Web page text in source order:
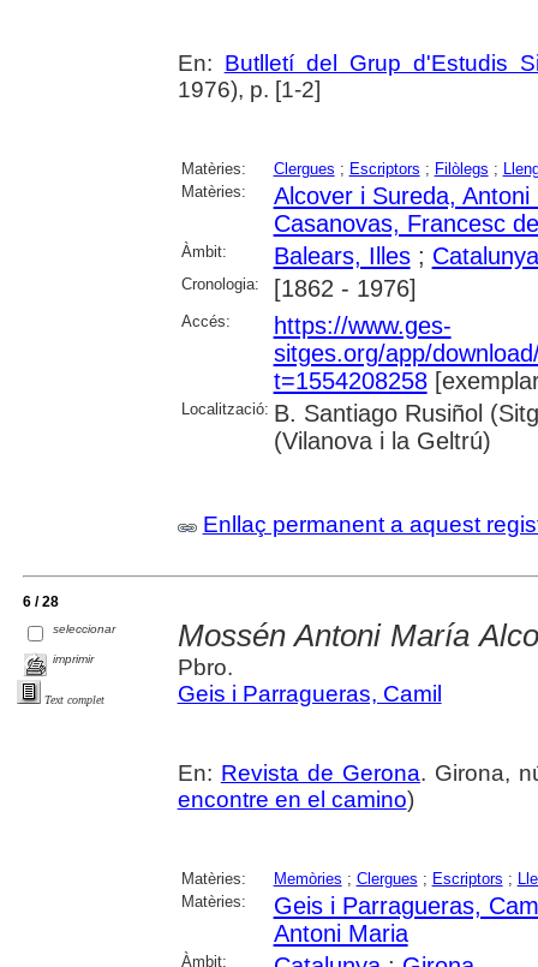
En: Butlletí del Grup d'Estudis
1976), p. [1-2]
Matèries: Clergues ; Escriptors ; Filòlegs ;
Matèries:
Alcover i Sureda, Antoni
Casanovas, Francesc
Àmbit: Balears, Illes; Catalunya
Cronologia: [1862 - 1976]
Accés:
https://www.ges-
sitges.org/app/
t=1554208258
Localització: B. Santiago Rusiñol
(Vilanova i la Geltrú)
Enllaç permanent a aquest
6 / 28
seleccionar
imprimir
Text complet
Mossén Antoni María
Pbro.
Geis i Parragueras, Camil
En: Revista de Gerona. Girona,
encontre en el camino)
Matèries: Memòries ; Clergues ; Escriptors ;
Matèries:
Geis i Parragueras,
Antoni Maria
Àmbit: